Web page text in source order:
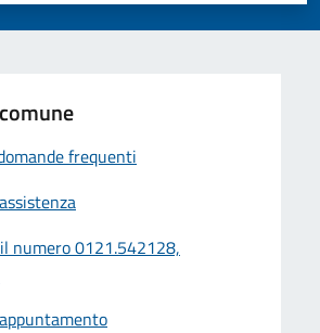
frequenti
numero 0121.542128,